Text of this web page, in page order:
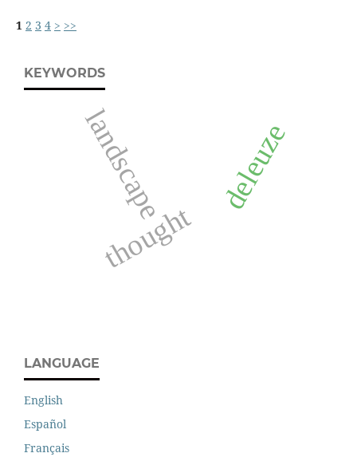
1 2 3 4 > >>
KEYWORDS
deleuze
landscape
thought
LANGUAGE
English
Español
Français